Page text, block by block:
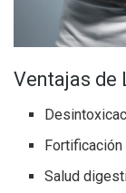
Ventajas de
Salud